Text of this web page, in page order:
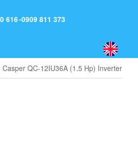
616 0909 811 373
QC-12IU36A (1.5 Hp) Inverter